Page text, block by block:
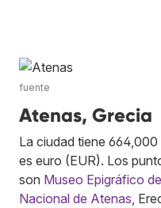
fuente
Atenas, Grecia
La ciudad tiene
es euro (EUR). Los
son Museo Epigráfico
Nacional de Atenas ,